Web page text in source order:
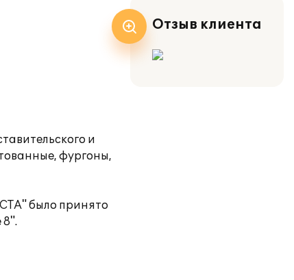
и
фургоны,
было принято
8".
Отзыв клиента